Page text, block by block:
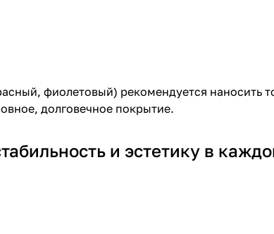
фиолетовый) рекомендуется наносить
долговечное покрытие.
и эстетику в